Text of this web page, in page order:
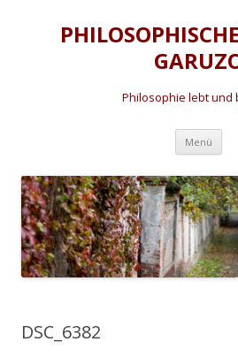
Philosophie lebt und
Menü
DSC_6382